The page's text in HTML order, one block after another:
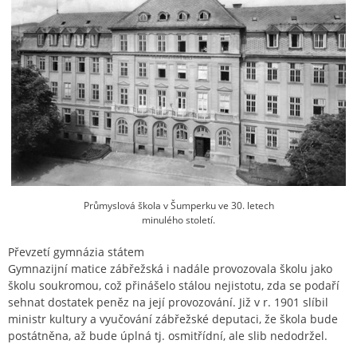
Průmyslová škola v Šumperku ve 30. letech
minulého století.
Převzetí gymnázia státem
Gymnazijní matice zábřežská i nadále provozovala školu jako
školu soukromou, což přinášelo stálou nejistotu, zda se podaří
sehnat dostatek peněz na její provozování. Již v r. 1901 slíbil
ministr kultury a vyučování zábřežské deputaci, že škola bude
postátněna, až bude úplná tj. osmitřídní, ale slib nedodržel.